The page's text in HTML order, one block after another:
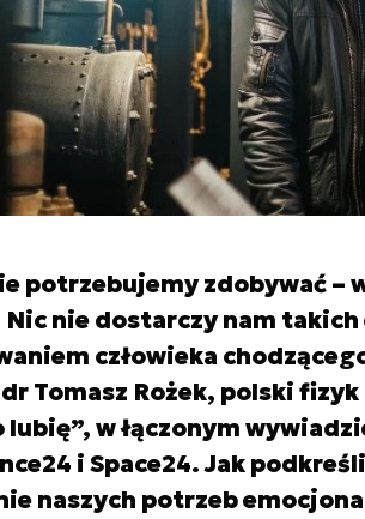
potrzebujemy zdobywać –
Nic nie dostarczy nam
człowieka
Tomasz Rożek, polski
lubię”, w łączonym
i Space24. Jak
naszych potrzeb